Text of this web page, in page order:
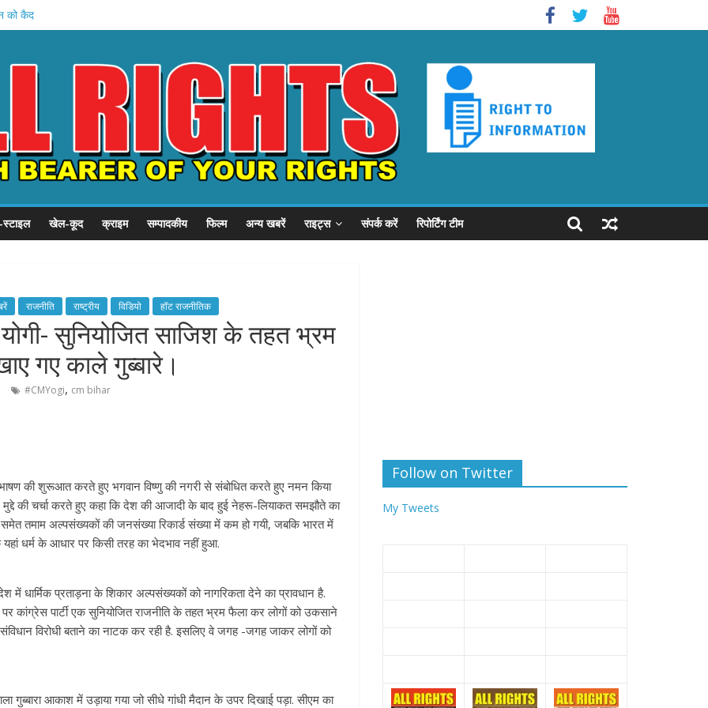
को कैद
शुरू
से गुहार
संवाद
खेल-कूद क्राइम सम्पादकीय फिल्म अन्य खबरें राइट्स संपर्क करें रिपोर्टिंग टीम
राजनीति राष्ट्रीय विडियो हॉट राजनीतिक
सुनियोजित साजिश के तहत भ्रम
गए काले गुब्बारे।
#CMYogi, cm bihar
की शुरूआत करते हुए भगवान विष्णु की नगरी से संबोधित करते हुए नमन किया
की चर्चा करते हुए कहा कि देश की आजादी के बाद हुई नेहरू-लियाकत समझौते का
तमाम अल्पसंख्यकों की जनसंख्या रिकार्ड संख्या में कम हो गयी, जबकि भारत में
धर्म के आधार पर किसी तरह का भेदभाव नहीं हुआ.
धार्मिक प्रताड़ना के शिकार अल्पसंख्यकों को नागरिकता देने का प्रावधान है.
कांग्रेस पार्टी एक सुनियोजित राजनीति के तहत भ्रम फैला कर लोगों को उकसाने
विरोधी बताने का नाटक कर रही है. इसलिए वे जगह -जगह जाकर लोगों को
गुब्बारा आकाश में उड़ाया गया जो सीधे गांधी मैदान के उपर दिखाई पड़ा. सीएम का
Follow on Twitter
My Tweets